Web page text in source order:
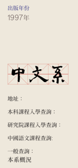
出版年份
1997年
地址：
本科課程入學查詢：
研究院課程入學查詢：
中國語文課程查詢:
一般查詢：
本系概況